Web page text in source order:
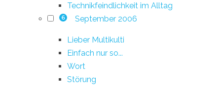
Technikfeindlichkeit im Alltag
6 September 2006
Lieber Multikulti
Einfach nur so...
Wort
Störung